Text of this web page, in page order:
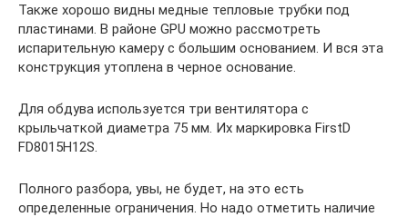
Также хорошо видны медные тепловые трубки под
пластинами. В районе GPU можно рассмотреть
испарительную камеру с большим основанием. И вся эта
конструкция утоплена в черное основание.
Для обдува используется три вентилятора с
крыльчаткой диаметра 75 мм. Их маркировка FirstD
FD8015H12S.
Полного разбора, увы, не будет, на это есть
определенные ограничения. Но надо отметить наличие